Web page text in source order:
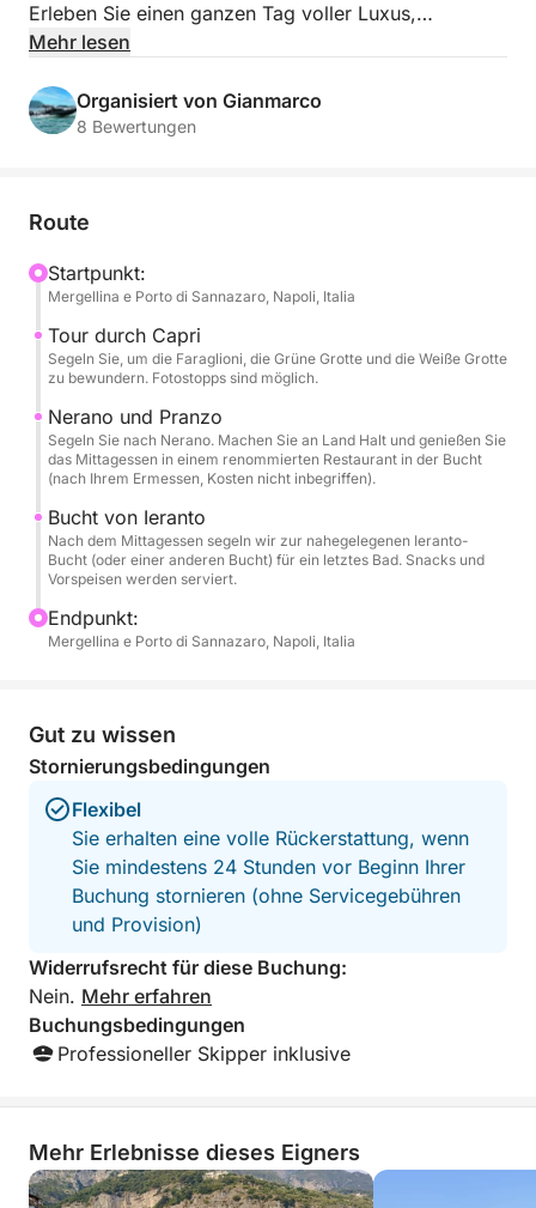
Erleben Sie einen ganzen Tag voller Luxus,
Geschwindigkeit und Schönheit im Golf von Neapel
PASSION MARINE C38 (600 PS). Dieser
Tagesausflug (ca. 8 Stunden) startet im eleganten
Amalfiküste stilvoll zu erreichen.
Die Kraft des 600-PS-Motors sorgt für eine schnelle
und äußerst komfortable Fahrt zum legendären
Capri. Sie bewundern die Faraglioni, erkunden
Meereshöhlen und genießen ausgedehnte
Badestopps im türkisfarbenen Wasser der Insel.
Anschließend führt die Route weiter zur Bucht von
Nerano, dem Tor zur Amalfiküste und bekannt für
seine kulinarischen Spitzenleistungen.
Der Tag wird durch die Liebe zum Detail bereichert:
An Bord werden Sie mit einem Willkommensaperitif
begrüßt und können während der Fahrt Snacks und
Häppchen genießen. Ihr kulinarisches Erlebnis an
Land wird durch die Möglichkeit eines Mittagessens
inbegriffen). Entspannung ist mit einer Außendusche
und einer Flasche Prosecco zum Anstoßen
Mehr lesen
Organisiert von Gianmarco
8 Bewertungen
Route
Startpunkt:
Mergellina e Porto di Sannazaro, Napoli, Italia
Tour durch Capri
Segeln Sie, um die Faraglioni, die Grüne Grotte und die Weiße Grotte
zu bewundern. Fotostopps sind möglich.
Nerano und Pranzo
Segeln Sie nach Nerano. Machen Sie an Land Halt und genießen Sie
das Mittagessen in einem renommierten Restaurant in der Bucht
(nach Ihrem Ermessen, Kosten nicht inbegriffen).
Bucht von Ieranto
Nach dem Mittagessen segeln wir zur nahegelegenen Ieranto-
Bucht (oder einer anderen Bucht) für ein letztes Bad. Snacks und
Vorspeisen werden serviert.
Endpunkt:
Mergellina e Porto di Sannazaro, Napoli, Italia
Gut zu wissen
Stornierungsbedingungen
Flexibel
Sie erhalten eine volle Rückerstattung, wenn
Sie mindestens 24 Stunden vor Beginn Ihrer
Buchung stornieren (ohne Servicegebühren
und Provision)
Widerrufsrecht für diese Buchung:
Nein. Mehr erfahren
Buchungsbedingungen
Professioneller Skipper inklusive
Mehr Erlebnisse dieses Eigners